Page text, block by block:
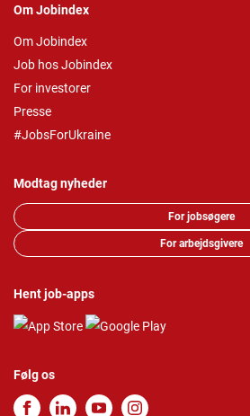
Om Jobindex
Om Jobindex
Job hos Jobindex
For investorer
Presse
#JobsForUkraine
Modtag nyheder
For jobsøgere
For arbejdsgivere
Hent job-apps
Følg os